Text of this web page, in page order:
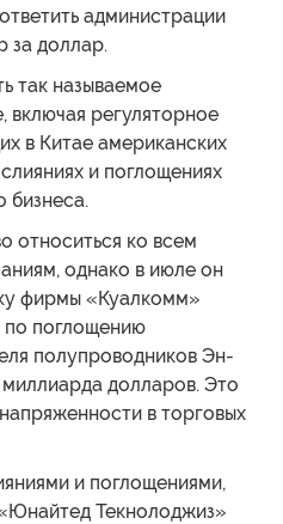
администрации
за доллар.
так называемое
регуляторное
в Китае американских
и поглощениях
бизнеса.
относиться ко всем
однако в июле он
фирмы «Куалкомм»
поглощению
полупроводников Эн-
долларов. Это
в торговых
и поглощениями,
Текнолоджиз»